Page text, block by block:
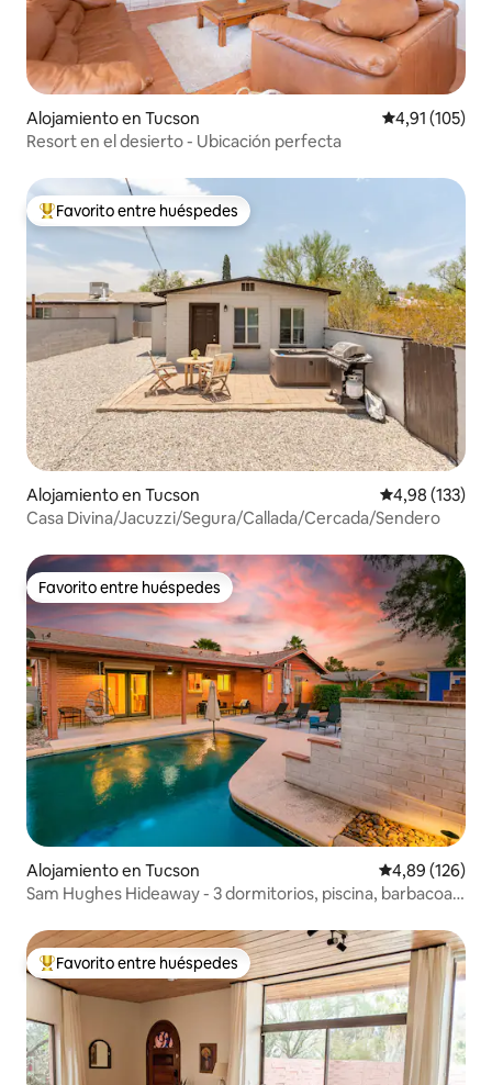
Alojamiento en Tucson Calificación
4,91 (105)
Resort en el desierto - Ubicación perfecta
Favorito entre los huéspedes más destacados
Favorito entre huéspedes
Alojamiento en Tucson Calificación
4,98 (133)
Casa Divina/Jacuzzi/Segura/Callada/Cercada/Sendero
Favorito entre huéspedes
Favorito entre huéspedes
Alojamiento en Tucson Calificación
4,89 (126)
Sam Hughes Hideaway - 3 dormitorios, piscina, barbacoa,
Favorito entre los huéspedes más destacados
Favorito entre huéspedes